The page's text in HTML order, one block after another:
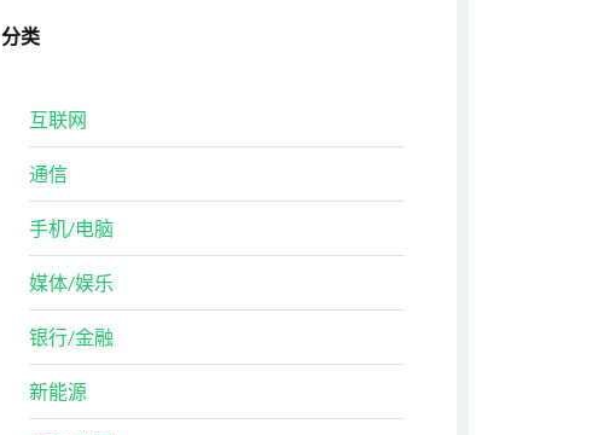
分类
互联网
通信
手机/电脑
媒体/娱乐
银行/金融
新能源